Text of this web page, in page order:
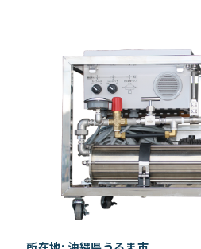
Waqua